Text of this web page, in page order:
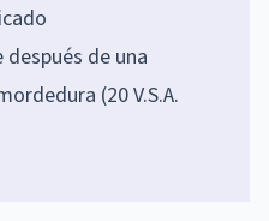
de una
(20 V.S.A.